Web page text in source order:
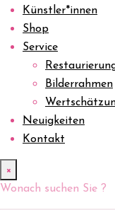
Künstler*innen
Shop
Service
Bilderrahmen
Neuigkeiten
Kontakt
×
Wonach suchen Sie ?